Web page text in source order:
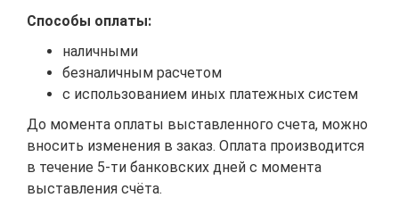
Способы оплаты:
наличными
безналичным расчетом
с использованием иных платежных систем
До момента оплаты выставленного счета, можно
вносить изменения в заказ. Оплата производится
в течение 5-ти банковских дней с момента
выставления счёта.